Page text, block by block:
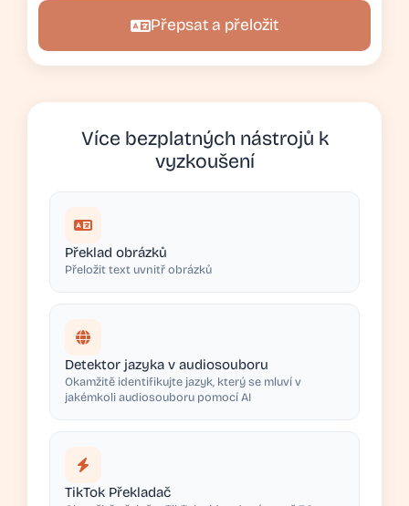
Přepsat a přeložit
Více bezplatných nástrojů k
vyzkoušení
Překlad obrázků
Přeložit text uvnitř obrázků
Detektor jazyka v audiosouboru
Okamžitě identifikujte jazyk, který se mluví v
jakémkoli audiosouboru pomocí AI
TikTok Překladač